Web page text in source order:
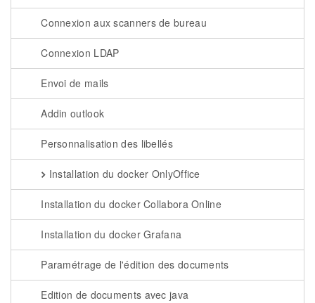
Connexion aux scanners de bureau
Connexion LDAP
Envoi de mails
Addin outlook
Personnalisation des libellés
Installation du docker OnlyOffice
Installation du docker Collabora Online
Installation du docker Grafana
Paramétrage de l'édition des documents
Edition de documents avec java